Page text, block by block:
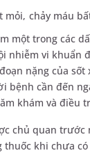
mỏi, chảy máu
một trong các
nhiễm vi khuẩn
nặng của
bệnh cần đến
khám và điều
chủ quan
thuốc khi chưa